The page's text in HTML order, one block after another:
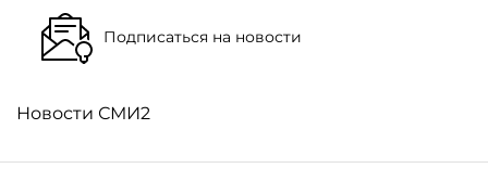
Подписаться на новости
Новости СМИ2